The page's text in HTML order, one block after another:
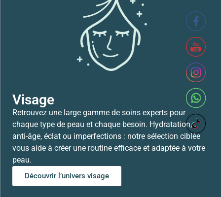
SVR XERIAL FISSURES ET CREVASSES
Visage
Retrouvez une large gamme de soins experts pour
chaque type de peau et chaque besoin. Hydratation,
anti-âge, éclat ou imperfections : notre sélection ciblée
vous aide à créer une routine efficace et adaptée à votre
peau.
Découvrir l’univers visage